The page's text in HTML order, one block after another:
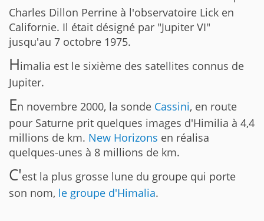
Charles Dillon Perrine à l'observatoire Lick en
Californie. Il était désigné par "Jupiter VI"
jusqu'au 7 octobre 1975.
Himalia est le sixième des satellites connus de
Jupiter.
En novembre 2000, la sonde Cassini, en route
pour Saturne prit quelques images d'Himilia à 4,4
millions de km. New Horizons en réalisa
quelques-unes à 8 millions de km.
C'est la plus grosse lune du groupe qui porte
son nom, le groupe d'Himalia.